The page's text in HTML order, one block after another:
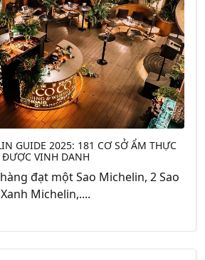
GUIDE 2025: 181 CƠ SỞ ẨM THỰC
ĐƯỢC VINH DANH
đạt một Sao Michelin, 2 Sao
Xanh Michelin,....